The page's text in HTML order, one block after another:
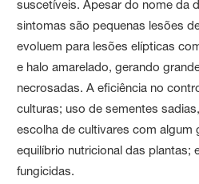
suscetíveis. Apesar do nome da
sintomas são pequenas lesões
evoluem para lesões elípticas
e halo amarelado, gerando
necrosadas. A eficiência no
culturas; uso de sementes
escolha de cultivares com algum
equilíbrio nutricional das plantas;
fungicidas.